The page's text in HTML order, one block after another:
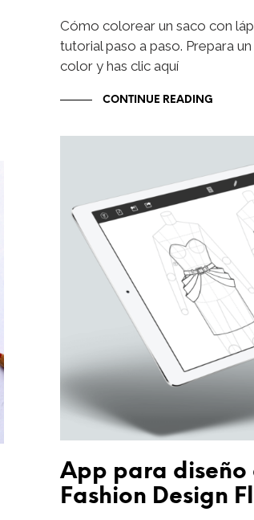
Cómo colorear un saco con
tutorial paso a paso. Prepara
color y has clic aquí
CONTINUE READING
App para diseño
Fashion Design